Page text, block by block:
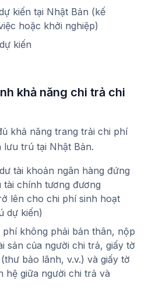
kiến tại Nhật Bản (kế
hoặc khởi nghiệp)
kiến
khả năng chi trả chi
khả năng trang trải chi phí
trú tại Nhật Bản.
tài khoản ngân hàng đứng
chính tương đương
lên cho chi phí sinh hoạt
dự kiến)
không phải bản thân, nộp
sản của người chi trả, giấy tờ
bảo lãnh, v.v.) và giấy tờ
hệ giữa người chi trả và